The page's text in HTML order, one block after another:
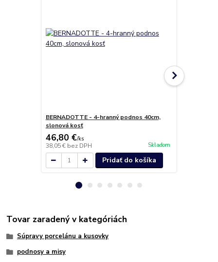
BERNADOTTE - 4-hranný podnos 40cm,
slonová kosť
46,80 €/ks
38,05 € bez DPH Skladom
Pridať do košíka
Tovar zaradený v kategóriách
Súpravy porcelánu a kusovky
podnosy a misy